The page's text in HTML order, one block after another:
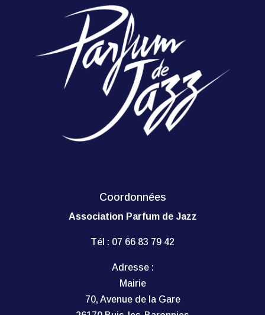
Coordonnées
Association Parfum de Jazz
Tél : 07 66 83 79 42
Adresse :
Mairie
70, Avenue de la Gare